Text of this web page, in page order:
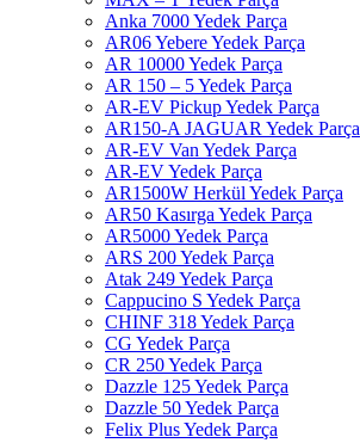
Anka 7000 Yedek Parça
AR06 Yebere Yedek Parça
AR 10000 Yedek Parça
AR 150 – 5 Yedek Parça
AR-EV Pickup Yedek Parça
AR150-A JAGUAR Yedek Parça
AR-EV Van Yedek Parça
AR-EV Yedek Parça
AR1500W Herkül Yedek Parça
AR50 Kasırga Yedek Parça
AR5000 Yedek Parça
ARS 200 Yedek Parça
Atak 249 Yedek Parça
Cappucino S Yedek Parça
CHINF 318 Yedek Parça
CG Yedek Parça
CR 250 Yedek Parça
Dazzle 125 Yedek Parça
Dazzle 50 Yedek Parça
Felix Plus Yedek Parça